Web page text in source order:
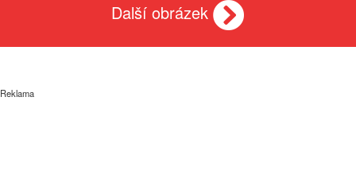
Další obrázek
Reklama